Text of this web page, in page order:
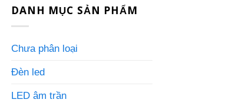
DANH MỤC SẢN PHẨM
Chưa phân loại
Đèn led
LED âm trần